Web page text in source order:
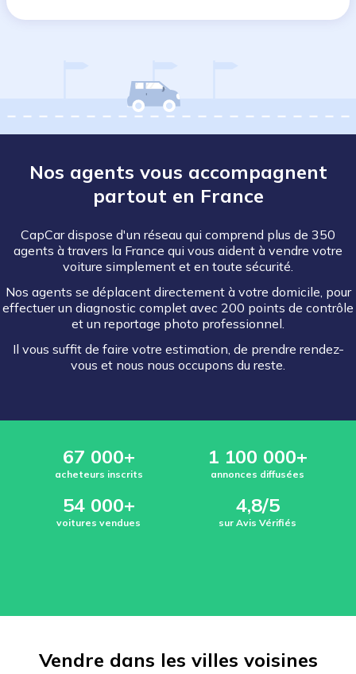
Nos agents vous accompagnent
partout en France
CapCar dispose d'un réseau qui comprend plus de 350
agents à travers la France qui vous aident à vendre votre
voiture simplement et en toute sécurité.
Nos agents se déplacent directement à votre domicile, pour
effectuer un diagnostic complet avec 200 points de contrôle
et un reportage photo professionnel.
Il vous suffit de faire votre estimation, de prendre rendez-
vous et nous nous occupons du reste.
67 000+
acheteurs inscrits
1 100 000+
annonces diffusées
54 000+
voitures vendues
4,8/5
sur Avis Vérifiés
Vendre dans les villes voisines